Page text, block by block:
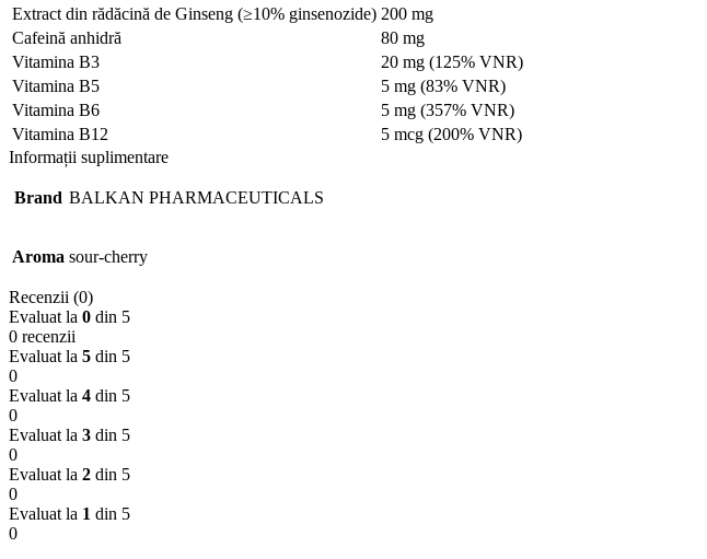
Extract din rădăcină de Ginseng (≥10% ginsenozide) 200 mg
Cafeină anhidră
80 mg
Vitamina B3
20 mg (125% VNR)
Vitamina B5
5 mg (83% VNR)
Vitamina B6
5 mg (357% VNR)
Vitamina B12
5 mcg (200% VNR)
Informații suplimentare
Brand BALKAN PHARMACEUTICALS
Aroma sour-cherry
Recenzii (0)
Evaluat la 0 din 5
0 recenzii
Evaluat la 5 din 5
0
Evaluat la 4 din 5
0
Evaluat la 3 din 5
0
Evaluat la 2 din 5
0
Evaluat la 1 din 5
0